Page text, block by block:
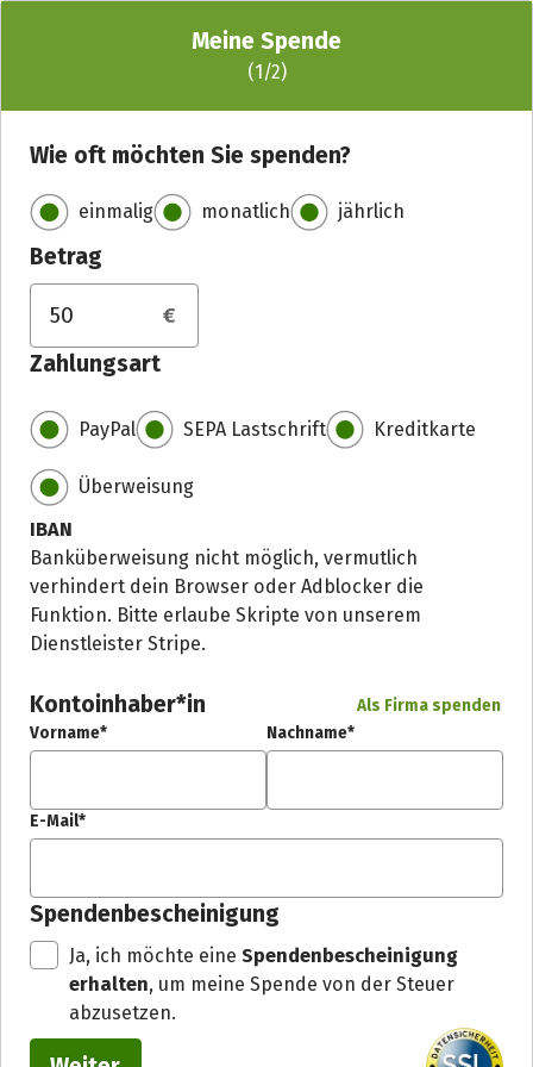
Meine Spende
(1/2)
Wie oft möchten Sie spenden?
einmalig monatlich jährlich
Betrag
Spendenbetrag in Euro
Zahlungsart
PayPal SEPA Lastschrift Kreditkarte
Überweisung
IBAN
Banküberweisung nicht möglich, vermutlich
verhindert dein Browser oder Adblocker die
Funktion. Bitte erlaube Skripte von unserem
Dienstleister Stripe.
Kontoinhaber*in
Als Firma spenden
Vorname*
Nachname*
E-Mail*
Spendenbescheinigung
Ja, ich möchte eine Spendenbescheinigung
erhalten, um meine Spende von der Steuer
abzusetzen.